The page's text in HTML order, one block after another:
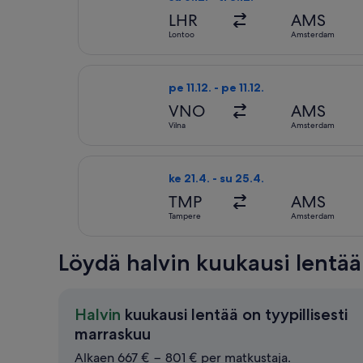
LHR
Lontoo
AMS
Amsterdam
pe 11.12. - pe 11.12.
VNO
Vilna
AMS
Amsterdam
ke 21.4. - su 25.4.
TMP
Tampere
AMS
Amsterdam
Löydä halvin kuukausi
Halvin kuukausi lentää on tyypillisesti
marraskuu
kuukausi
Alkaen 667 € − 801 € per matkustaja.